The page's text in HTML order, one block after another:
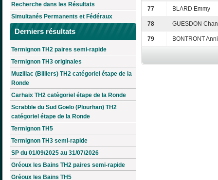
Recherche dans les Résultats
Simultanés Permanents et Fédéraux
Derniers résultats
Termignon TH2 paires semi-rapide
Termignon TH3 originales
Muzillac (Billiers) TH2 catégoriel étape de la
Ronde
Carhaix TH2 catégoriel étape de la Ronde
Scrabble du Sud Goëlo (Plourhan) TH2
catégoriel étape de la Ronde
Termignon TH5
Termignon TH3 semi-rapide
SP du 01/09/2025 au 31/07/2026
Gréoux les Bains TH2 paires semi-rapide
Gréoux les Bains TH5
77 BLARD Emmy
78 GUESDON
79 BONTRONT